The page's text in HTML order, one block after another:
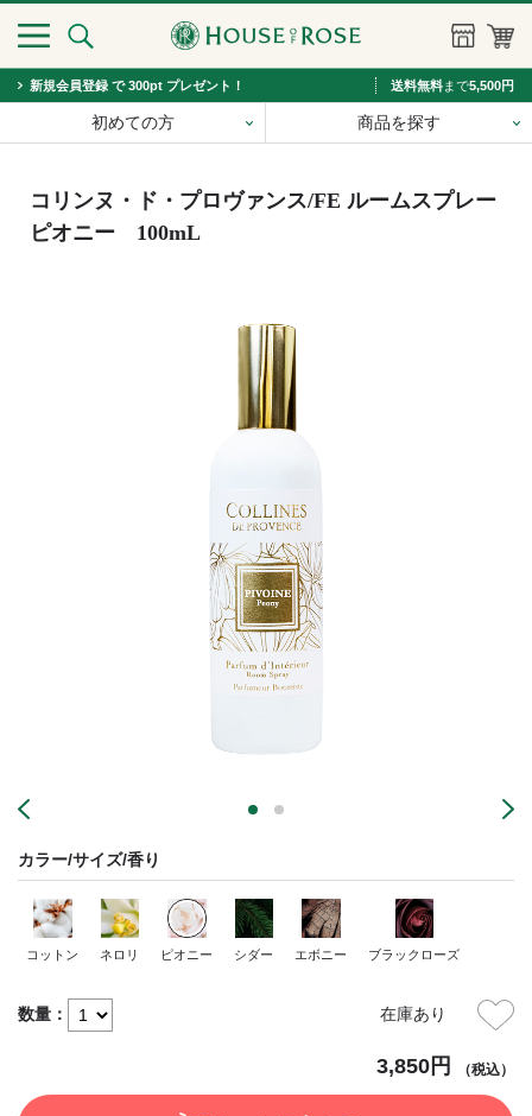
新規会員登録 で 300pt プレゼント！ 送料無料まで5,500円
初めての方 商品を探す
コリンヌ・ド・プロヴァンス/FE ルームスプレー
ピオニー 100mL
3,850円 （税込）
数量： 在庫あり
カラー/サイズ/香り
コットン ネロリ ピオニー シダー エボニー ブラックローズ